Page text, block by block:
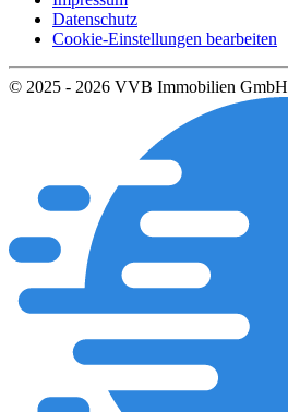
Datenschutz
Cookie-Einstellungen bearbeiten
© 2025 - 2026 VVB Immobilien GmbH